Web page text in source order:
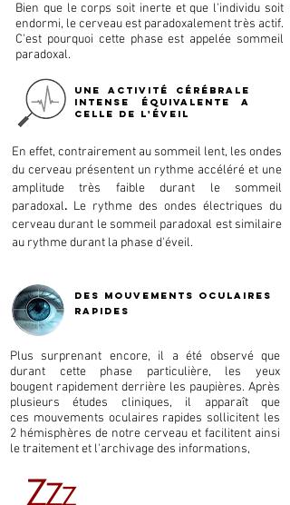
Bien que le corps soit inerte et que l'individu soit
endormi, le cerveau est paradoxalement très actif.
C'est pourquoi cette phase est appelée sommeil
paradoxal.
UNE ACTIVITÉ CÉRÉBRALE
INTENSE ÉQUIVALENTE A
CELLE de l'Éveil
En effet, contrairement au sommeil lent, les ondes
du cerveau présentent un rythme accéléré et une
amplitude très faible durant le sommeil
paradoxal. Le rythme des ondes électriques du
cerveau durant le sommeil paradoxal est similaire
au rythme durant la phase d'éveil.
des mouvements oculaires
rapides
Plus surprenant encore, il a été observé que
durant cette phase particulière, les yeux
bougent rapidement derrière les paupières. Après
plusieurs études cliniques, il apparaît que
ces mouvements oculaires rapides sollicitent les
2 hémisphères de notre cerveau et facilitent ainsi
le traitement et l'archivage des informations,
ZZZ